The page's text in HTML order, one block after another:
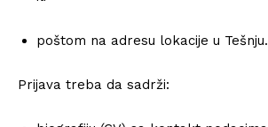
poštom na adresu lokacije u Tešnju.
Prijava treba da sadrži: